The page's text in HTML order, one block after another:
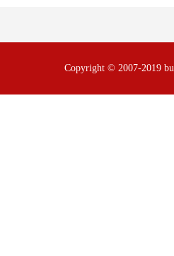
Copyright © 2007-2019